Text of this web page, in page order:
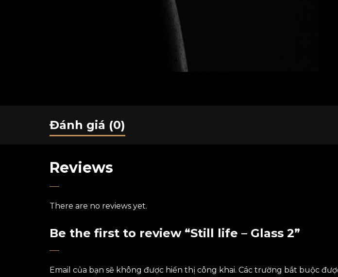
Đánh giá (0)
Reviews
There are no reviews yet.
Be the first to review “Still life – Glass 2”
Email của bạn sẽ không được hiển thị công khai. Các trường bắt buộc